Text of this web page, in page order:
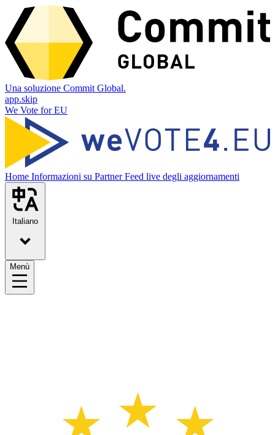
Una soluzione Commit Global.
app.skip
We Vote for EU
Home Informazioni su PartnerFeed live degli aggiornamenti
Italiano
Menù